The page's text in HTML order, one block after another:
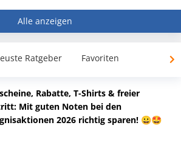
Alle anzeigen
Ratgeber Favoriten
Rabatte, T-Shirts & freier
Mit guten Noten bei den
2026 richtig sparen! 😀🤩